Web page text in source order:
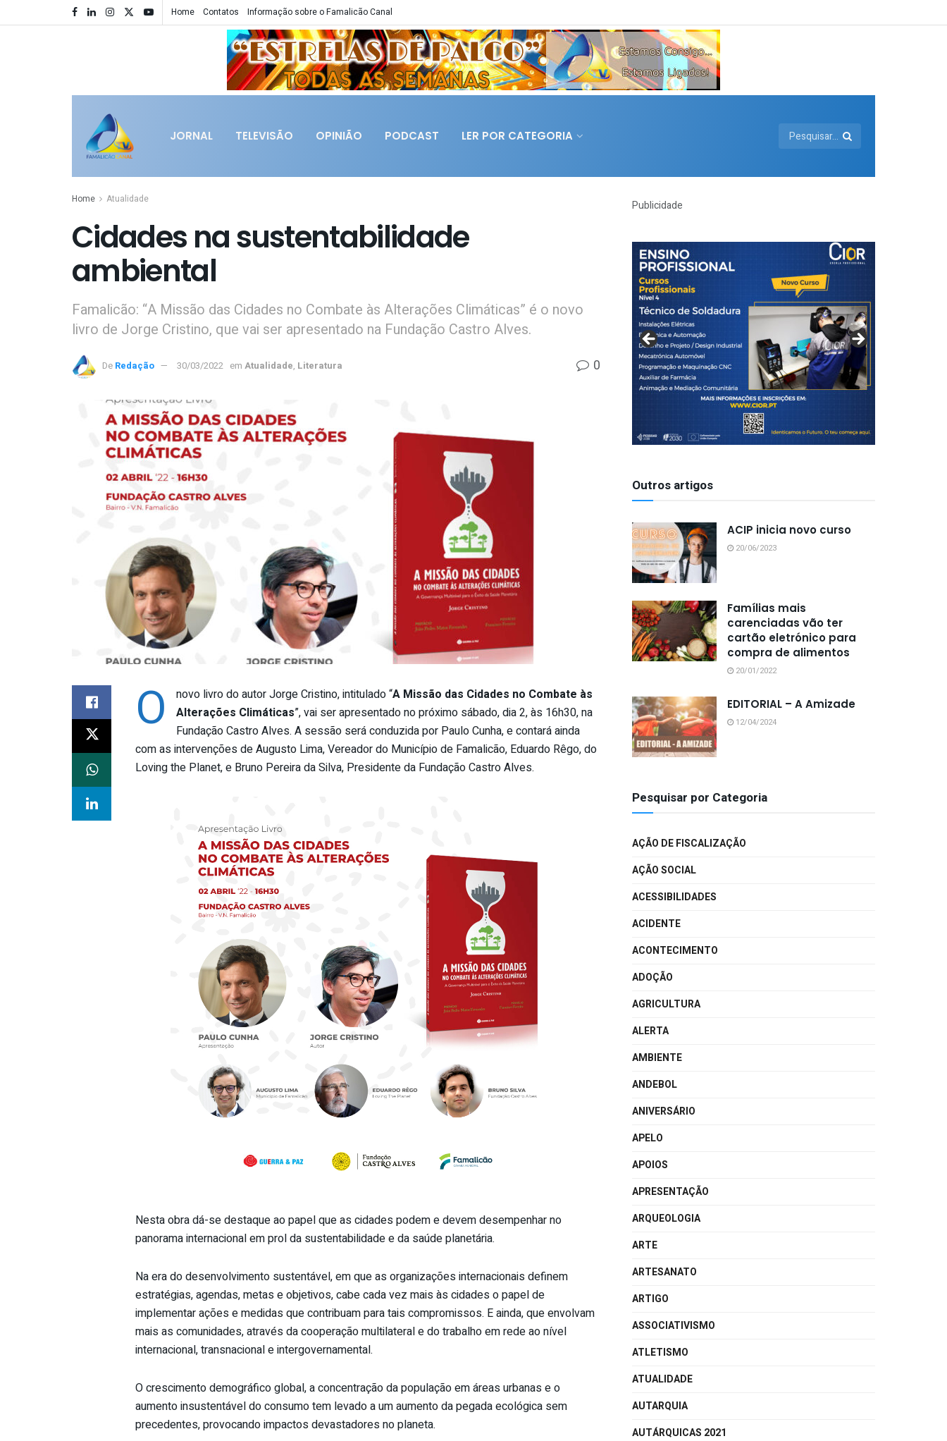
Home Contatos Informação sobre o Famalicão Canal
JORNAL TELEVISÃO OPINIÃO PODCAST LER POR CATEGORIA
Home Atualidade
Cidades na sustentabilidade
ambiental
Famalicão: “A Missão das Cidades no Combate às Alterações Climáticas” é o novo
livro de Jorge Cristino, que vai ser apresentado na Fundação Castro Alves.
De Redação 30/03/2022 em Atualidade, Literatura 0
O novo livro do autor Jorge Cristino, intitulado “A Missão das Cidades no Combate às
Alterações Climáticas”, vai ser apresentado no próximo sábado, dia 2, às 16h30, na
Fundação Castro Alves. A sessão será conduzida por Paulo Cunha, e contará ainda
com as intervenções de Augusto Lima, Vereador do Município de Famalicão, Eduardo Rêgo, do
Loving the Planet, e Bruno Pereira da Silva, Presidente da Fundação Castro Alves.
Nesta obra dá-se destaque ao papel que as cidades podem e devem desempenhar no
panorama internacional em prol da sustentabilidade e da saúde planetária.
Na era do desenvolvimento sustentável, em que as organizações internacionais definem
estratégias, agendas, metas e objetivos, cabe cada vez mais às cidades o papel de
implementar ações e medidas que contribuam para tais compromissos. E ainda, que envolvam
mais as comunidades, através da cooperação multilateral e do trabalho em rede ao nível
internacional, transnacional e intergovernamental.
O crescimento demográfico global, a concentração da população em áreas urbanas e o
aumento insustentável do consumo tem levado a um aumento da pegada ecológica sem
precedentes, provocando impactos devastadores no planeta.
Publicidade
Outros artigos
ACIP inicia novo curso
20/06/2023
Famílias mais
carenciadas vão ter
cartão eletrónico para
compra de alimentos
20/01/2022
EDITORIAL – A Amizade
12/04/2024
Pesquisar por Categoria
AÇÃO DE FISCALIZAÇÃO
AÇÃO SOCIAL
ACESSIBILIDADES
ACIDENTE
ACONTECIMENTO
ADOÇÃO
AGRICULTURA
ALERTA
AMBIENTE
ANDEBOL
ANIVERSÁRIO
APELO
APOIOS
APRESENTAÇÃO
ARQUEOLOGIA
ARTE
ARTESANATO
ARTIGO
ASSOCIATIVISMO
ATLETISMO
ATUALIDADE
AUTARQUIA
AUTÁRQUICAS 2021